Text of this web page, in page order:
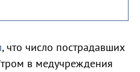
, что число пострадавших
в медучреждения